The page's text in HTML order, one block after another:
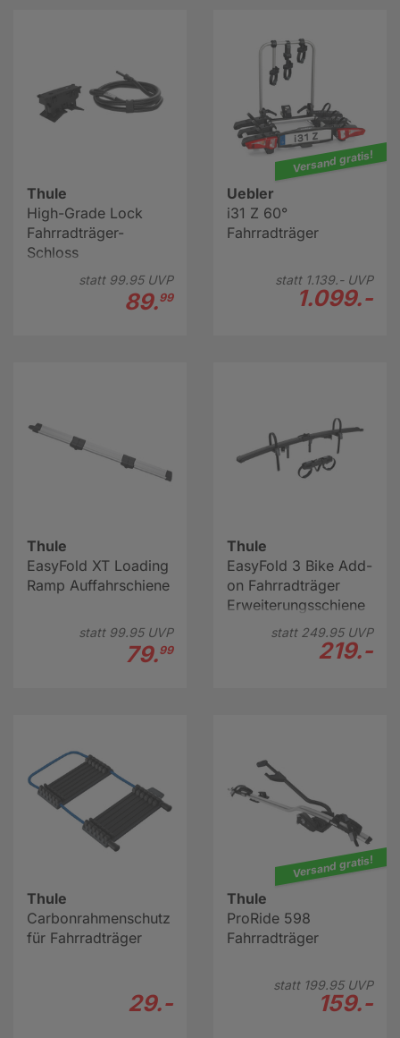
Thule
High-Grade Lock
Fahrradträger-
Schloss
statt 99.95UVP
89.99
Versand gratis!
Uebler
i31 Z 60°
Fahrradträger
statt 1.139.-UVP
1.099.-
Thule
EasyFold XT Loading
Ramp Auffahrschiene
statt 99.95UVP
79.99
Thule
EasyFold 3 Bike Add-
on Fahrradträger
Erweiterungsschiene
statt 249.95UVP
219.-
Thule
Carbonrahmenschutz
für Fahrradträger
29.-
Versand gratis!
Thule
ProRide 598
Fahrradträger
statt 199.95UVP
159.-